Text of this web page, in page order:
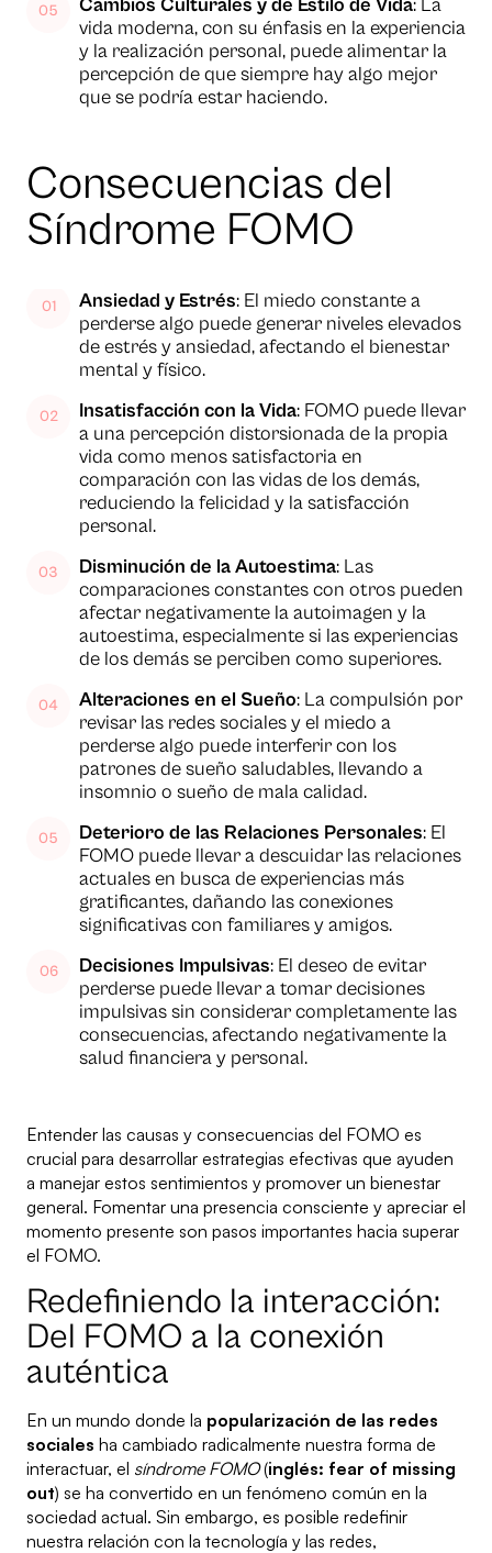
Cambios Culturales y de Estilo de Vida: La
vida moderna, con su énfasis en la experiencia
y la realización personal, puede alimentar la
percepción de que siempre hay algo mejor
que se podría estar haciendo.
Consecuencias del
Síndrome FOMO
Ansiedad y Estrés: El miedo constante a
perderse algo puede generar niveles elevados
de estrés y ansiedad, afectando el bienestar
mental y físico.
Insatisfacción con la Vida: FOMO puede llevar
a una percepción distorsionada de la propia
vida como menos satisfactoria en
comparación con las vidas de los demás,
reduciendo la felicidad y la satisfacción
personal.
Disminución de la Autoestima: Las
comparaciones constantes con otros pueden
afectar negativamente la autoimagen y la
autoestima, especialmente si las experiencias
de los demás se perciben como superiores.
Alteraciones en el Sueño: La compulsión por
revisar las redes sociales y el miedo a
perderse algo puede interferir con los
patrones de sueño saludables, llevando a
insomnio o sueño de mala calidad.
Deterioro de las Relaciones Personales: El
FOMO puede llevar a descuidar las relaciones
actuales en busca de experiencias más
gratificantes, dañando las conexiones
significativas con familiares y amigos.
Decisiones Impulsivas: El deseo de evitar
perderse puede llevar a tomar decisiones
impulsivas sin considerar completamente las
consecuencias, afectando negativamente la
salud financiera y personal.
Entender las causas y consecuencias del FOMO es
crucial para desarrollar estrategias efectivas que ayuden
a manejar estos sentimientos y promover un bienestar
general. Fomentar una presencia consciente y apreciar el
momento presente son pasos importantes hacia superar
el FOMO.
Redefiniendo la interacción:
Del FOMO a la conexión
auténtica
En un mundo donde la popularización de las redes
sociales ha cambiado radicalmente nuestra forma de
interactuar, el síndrome FOMO(inglés: fear of missing
out) se ha convertido en un fenómeno común en la
sociedad actual. Sin embargo, es posible redefinir
nuestra relación con la tecnología y las redes,